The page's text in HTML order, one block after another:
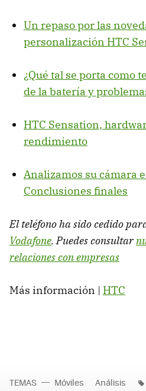
Un repaso por las
personalización HTC
¿Qué tal se porta como
de la batería y
HTC Sensation,
rendimiento
Analizamos su cámara
Conclusiones finales
El teléfono ha sido cedido
Vodafone. Puedes consultar
relaciones con empresas
Más información | HTC
TEMAS Móviles Análisis